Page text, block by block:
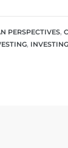
PERSPECTIVES,
,